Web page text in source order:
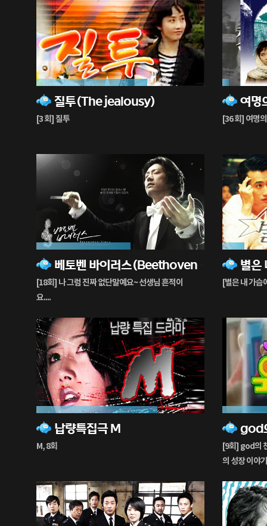
질투(The jealousy)
[3 회] 질투
66%
재
생
[36 회] 여명
4%
재
생
[18회] 나 그럼 진짜 없단말예요~ 선생님 흔적이
요....
56%
재
생
중
[별은 내 가슴
13%
재
생
납량특집극 M
M, 8회
72%
재
생
god
[9회] god의
의 성장 이야기
31%
재
생
중